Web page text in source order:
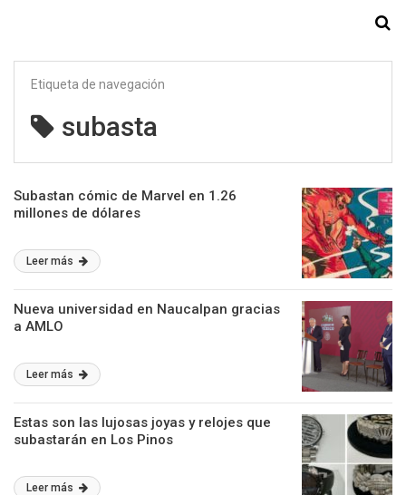
Etiqueta de navegación
subasta
Subastan cómic de Marvel en 1.26
millones de dólares
Leer más
Nueva universidad en Naucalpan gracias
a AMLO
Leer más
Estas son las lujosas joyas y relojes que
subastarán en Los Pinos
Leer más